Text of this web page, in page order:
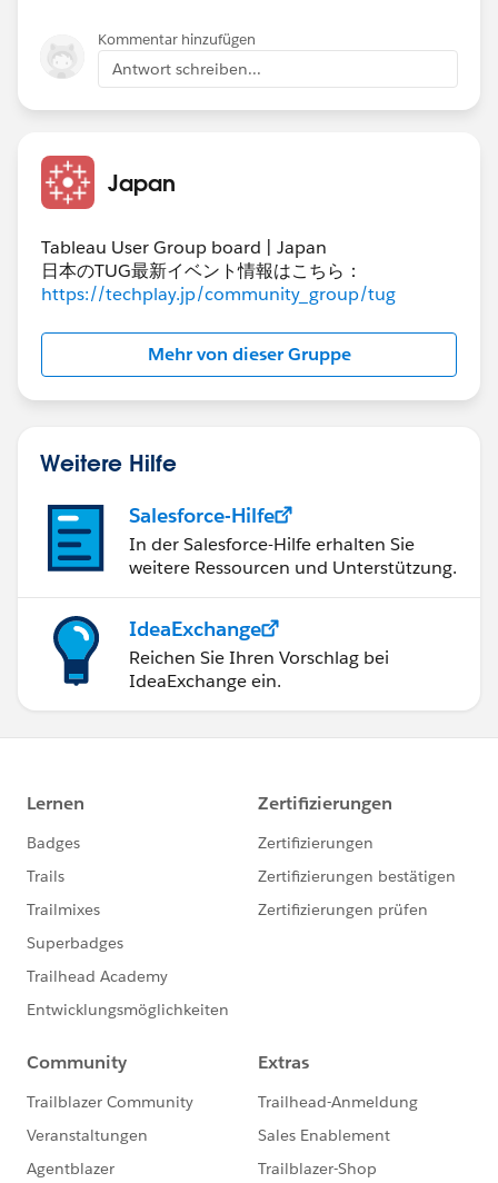
ここでAをプライマリとし、Aの日付を入れた状態でCの
値を表示しようとしても出てきません。これはビュー上
に個別の日付があるため日単位で結合しようとしたが、
Cには1月1日～1月3日に該当する日付が無く結合できな
いためです。
ここでビュー上からAの日付を除去すると、Cの値が表
とが分かると思います。（SQL的には集計時に
「GROUP BY 日付」を行わなくなったと思ってよいで
す）
ここでデータペインの日付リンクを手動でオンにすると
どうなるかというと、Cの値が消えます。ビュー上には
日付ディメンションがないものの、リンク指定によって
は1月だけが正しく表示され、Cの2月のデータは出てき
ません。これは日付のブレンドリレーションを自動にし
ておくと『ビューの粒度に合わせて自動的にブレンドの
粒度も変える』という調整が働くためで、ここでは日単
り、Aは1月のデータしか持っていませんからCも1月の
データだけが表示されてCの2月は消えるというわけで
Kommentar hinzufügen
Antwort schreiben...
Japan
Tableau User Group board | Japan
日本のTUG最新イベント情報はこちら：
https://techplay.jp/community_group/tug
Mehr von dieser Gruppe
Weitere Hilfe
Salesforce-Hilfe
In der Salesforce-Hilfe erhalten Sie
weitere Ressourcen und Unterstützung.
IdeaExchange
Reichen Sie Ihren Vorschlag bei
IdeaExchange ein.